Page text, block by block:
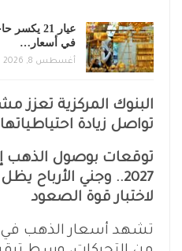
في أسعار…
أغسطس 8, 2026
البنوك المركزية تعزز
تواصل زيادة
2027.. وجني الأرباح
لاختبار قوة الصعود
تشهد أسعار الذهب